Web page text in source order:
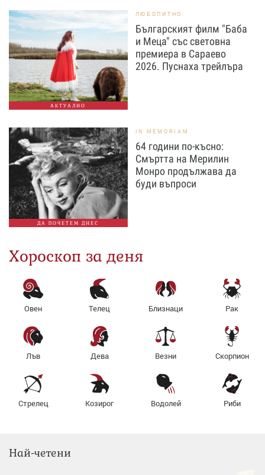
АКТУАЛНО
ЛЮБОПИТНО
Българският филм "Баба
и Меца" със световна
премиера в Сараево
2026. Пуснаха трейлъра
ДА ПОЧЕТЕМ ДНЕС
IN MEMORIAM
64 години по-късно:
Смъртта на Мерилин
Монро продължава да
буди въпроси
Хороскоп за деня
Овен Телец Близнаци Рак
Лъв Дева Везни Скорпион
Стрелец Козирог Водолей Риби
Най-четени